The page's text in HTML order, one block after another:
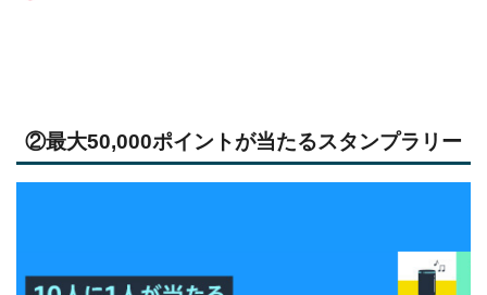
②最大50,000ポイントが当たるスタンプラリー